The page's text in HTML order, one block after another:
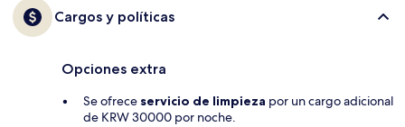
Cargos y políticas
Opciones extra
Se ofrece servicio de limpieza por un cargo adicional
de KRW 30000 por noche.